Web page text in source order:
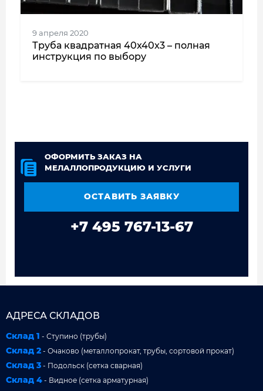
9 апреля 2020
Труба квадратная 40x40x3 – полная
инструкция по выбору
ОФОРМИТЬ ЗАКАЗ НА
МЕЛАЛЛОПРОДУКЦИЮ И УСЛУГИ
ОСТАВИТЬ ЗАЯВКУ
+7 495 767-13-67
АДРЕСА СКЛАДОВ
Склад 1 - Ступино (трубы)
Склад 2 - Очаково (металлопрокат, трубы, сортовой прокат)
Склад 3 - Подольск (сетка сварная)
Склад 4 - Видное (сетка арматурная)